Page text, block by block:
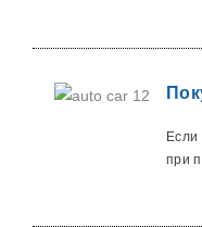
при